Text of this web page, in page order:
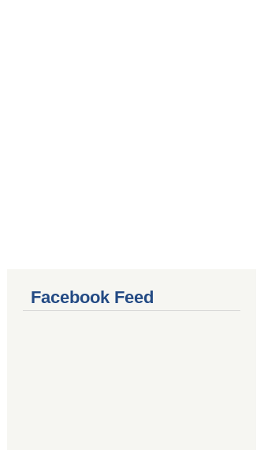
Facebook Feed